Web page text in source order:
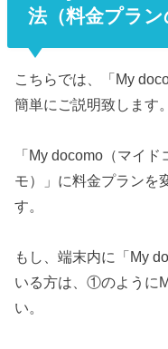
法（料金プラン
こちらでは、「My
簡単にご説明致します。
「My docomo（マイ
モ）」に料金プランを
す。
もし、端末内に「My
いる方は、①のように
い。